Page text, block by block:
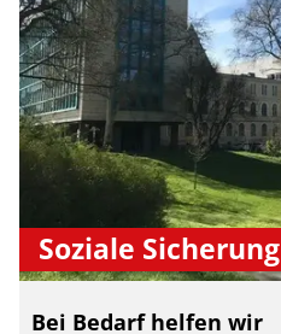
Soziale Sicherung
Bei Bedarf helfen wir